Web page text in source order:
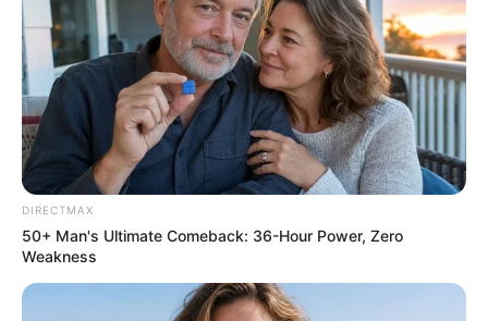
Think Your Crush Doesn't Notice You? Think Again
BRAINBERRIES
DIRECTMAX
50+ Man's Ultimate Comeback: 36-Hour Power, Zero
Weakness